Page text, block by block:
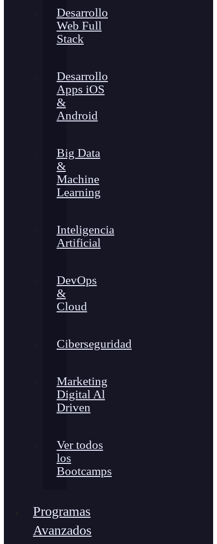
Desarrollo
Web Full
Stack
Desarrollo
Apps iOS
&
Android
Big Data
&
Machine
Learning
Inteligencia
Artificial
DevOps
&
Cloud
Ciberseguridad
Marketing
Digital Al
Driven
Ver todos
los
Bootcamps
Programas
Avanzados